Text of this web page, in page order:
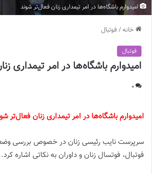
امیدوارم باشگاه‌ها در امر تیمداری زنان فعال‌تر شوند
خانه/ فوتبال
فوتبال
امیدوارم باشگاه‌ها در امر تیمداری
0
امیدوارم باشگاه‌ها در امر تیمداری زنان فعال‌تر
سرپرست نایب رئیسی زنان در خصوص بررسی
فوتبال، فوتسال زنان و داوران به نکاتی اشاره کرد.